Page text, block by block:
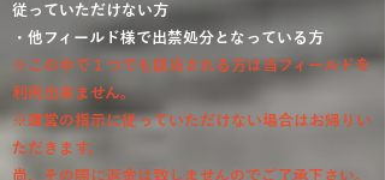
従っていただけない方
​​・他フィールド様で出禁処分となっている方
​​※この中で１つでも該当される方は当フィールドを
利用出来ません。
※運営の指示に従っていただけない場合はお帰りい
ただきます。
尚、その際に返金は致しませんのでご了承下さい。